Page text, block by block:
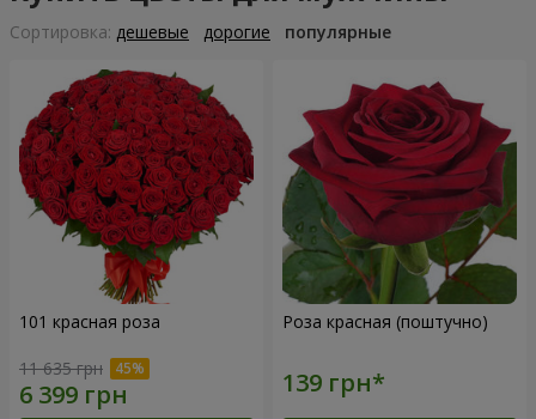
Cортировка: дешевые дорогие популярные
101 красная роза
11 635 грн
Роза красная (поштучно)